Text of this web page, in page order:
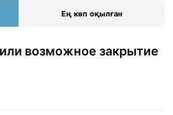
Ең көп оқылған
возможное закрытие